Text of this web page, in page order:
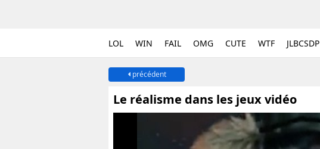
LOL WIN FAIL OMG CUTE WTF JLBCSDP
précédent
Le réalisme dans les jeux vidéo